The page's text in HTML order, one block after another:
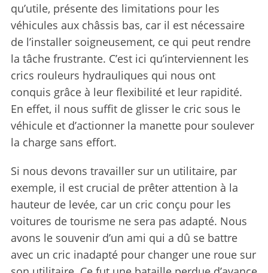
qu’utile, présente des limitations pour les
véhicules aux châssis bas, car il est nécessaire
de l’installer soigneusement, ce qui peut rendre
la tâche frustrante. C’est ici qu’interviennent les
crics rouleurs hydrauliques qui nous ont
conquis grâce à leur flexibilité et leur rapidité.
En effet, il nous suffit de glisser le cric sous le
véhicule et d’actionner la manette pour soulever
la charge sans effort.
Si nous devons travailler sur un utilitaire, par
exemple, il est crucial de prêter attention à la
hauteur de levée, car un cric conçu pour les
voitures de tourisme ne sera pas adapté. Nous
avons le souvenir d’un ami qui a dû se battre
avec un cric inadapté pour changer une roue sur
S
e
c
f
o
r